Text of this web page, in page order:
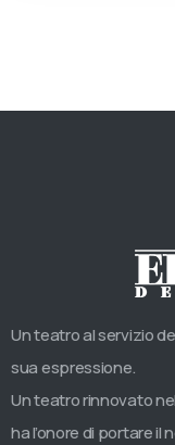
Un teatro al servizio
sua espressione.
Un teatro rinnovato
ha l’onore di portare